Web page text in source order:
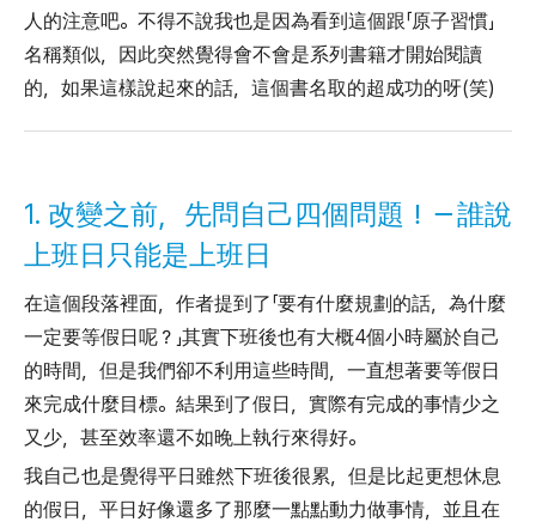
人的注意吧。不得不說我也是因為看到這個跟「原子習慣」
名稱類似，因此突然覺得會不會是系列書籍才開始閱讀
的，如果這樣說起來的話，這個書名取的超成功的呀(笑)
1. 改變之前，先問自己四個問題！－誰說
上班日只能是上班日
在這個段落裡面，作者提到了「要有什麼規劃的話，為什麼
一定要等假日呢？」其實下班後也有大概4個小時屬於自己
的時間，但是我們卻不利用這些時間，一直想著要等假日
來完成什麼目標。結果到了假日，實際有完成的事情少之
又少，甚至效率還不如晚上執行來得好。
我自己也是覺得平日雖然下班後很累，但是比起更想休息
的假日，平日好像還多了那麼一點點動力做事情，並且在